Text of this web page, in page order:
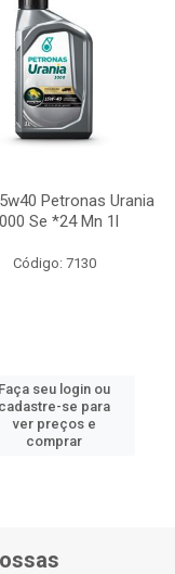
Petronas Urania
Se *24 Mn 1l
Código: 7130
Faça seu login ou
cadastre-se para
ver preços e
comprar